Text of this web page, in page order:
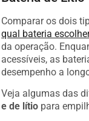
Comparar os dois
qual bateria
da operação.
acessíveis, as
desempenho a
Veja algumas das
e de lítio para